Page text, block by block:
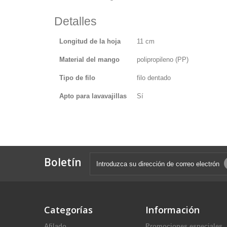
Detalles
Longitud de la hoja 11 cm
Material del mango polipropileno (PP)
Tipo de filo filo dentado
Apto para lavavajillas Sí
Boletín
Categorías Información